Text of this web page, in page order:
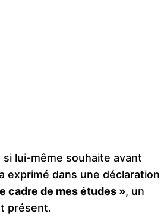
si lui-même souhaite avant
exprimé dans une déclaration
cadre de mes études », un
présent.